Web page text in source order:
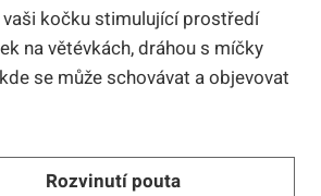
kočku stimulující prostředí
na větévkách, dráhou s míčky
se může schovávat a objevovat
Rozvinutí pouta